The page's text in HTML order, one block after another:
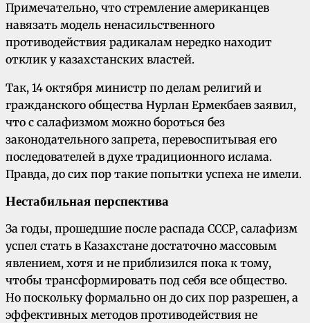
Примечательно, что стремление американцев
навязать модель ненасильственного
противодействия радикалам нередко находит
отклик у казахстанских властей.
Так, 14 октября министр по делам религий и
гражданского общества Нурлан Ермекбаев заявил,
что с салафизмом можно бороться без
законодательного запрета, перевоспитывая его
последователей в духе традиционного ислама.
Правда, до сих пор такие попытки успеха не имели.
Нестабильная перспектива
За годы, прошедшие после распада СССР, салафизм
успел стать в Казахстане достаточно массовым
явлением, хотя и не приблизился пока к тому,
чтобы трансформировать под себя все общество.
Но поскольку формально он до сих пор разрешен, а
эффективных методов противодействия не